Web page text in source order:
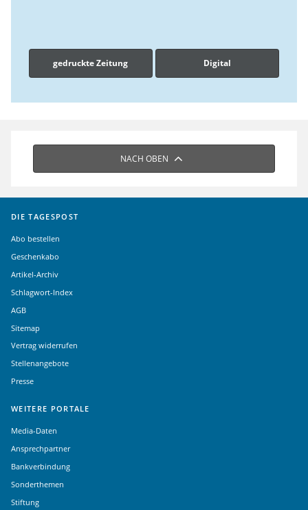
gedruckte Zeitung Digital
NACH OBEN
DIE TAGESPOST
Abo bestellen
Geschenkabo
Artikel-Archiv
Schlagwort-Index
AGB
Sitemap
Vertrag widerrufen
Stellenangebote
Presse
WEITERE PORTALE
Media-Daten
Ansprechpartner
Bankverbindung
Sonderthemen
Stiftung